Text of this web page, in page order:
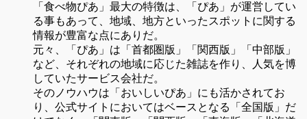
「食べ物ぴあ」最大の特徴は、「ぴあ」が運営してい
る事もあって、地域、地方といったスポットに関する
情報が豊富な点にありだ。
元々、「ぴあ」は「首都圏版」「関西版」「中部版」
など、それぞれの地域に応じた雑誌を作り、人気を博
していたサービス会社だ。
そのノウハウは「おいしいぴあ」にも活かされてお
り、公式サイトにおいてはベースとなる「全国版」だ